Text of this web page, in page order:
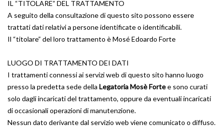
IL “TITOLARE” DEL TRATTAMENTO
A seguito della consultazione di questo sito possono essere
trattati dati relativi a persone identificate o identificabili.
Il “titolare” del loro trattamento è Mosé Edoardo Forte
LUOGO DI TRATTAMENTO DEI DATI
I trattamenti connessi ai servizi web di questo sito hanno luogo
presso la predetta sede della Legatoria Mosè Fortee sono curati
solo dagli incaricati del trattamento, oppure da eventuali incaricati
di occasionali operazioni di manutenzione.
Nessun dato derivante dal servizio web viene comunicato o diffuso.